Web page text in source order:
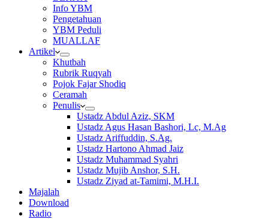
Info YBM
Pengetahuan
YBM Peduli
MUALLAF
Artikel
Khutbah
Rubrik Ruqyah
Pojok Fajar Shodiq
Ceramah
Penulis
Ustadz Abdul Aziz, SKM
Ustadz Agus Hasan Bashori, Lc, M.Ag
Ustadz Ariffuddin, S.Ag.
Ustadz Hartono Ahmad Jaiz
Ustadz Muhammad Syahri
Ustadz Mujib Anshor, S.H.
Ustadz Ziyad at-Tamimi, M.H.I.
Majalah
Download
Radio